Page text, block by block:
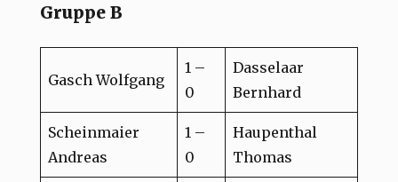
Gruppe B
Gasch Wolfgang
1 –
0
Dasselaar
Bernhard
Scheinmaier
Andreas
1 –
0
Haupenthal
Thomas